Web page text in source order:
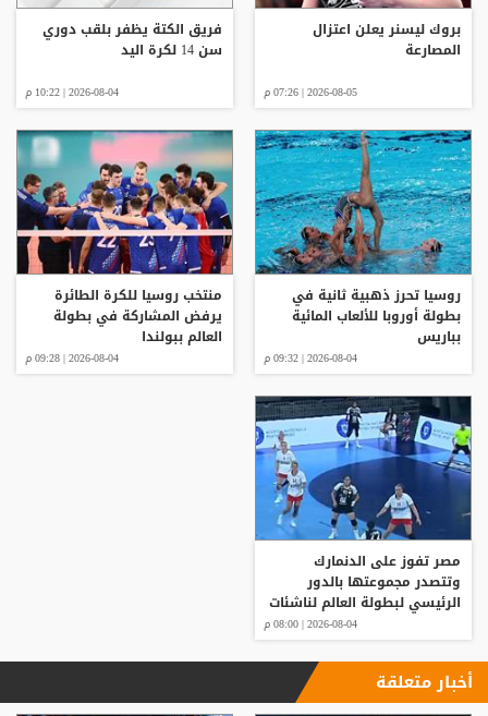
بروك ليسنر يعلن اعتزال
المصارعة
2026-08-05 | 07:26 م
فريق الكتة يظفر بلقب دوري
سن 14 لكرة اليد
2026-08-04 | 10:22 م
روسيا تحرز ذهبية ثانية في
بطولة أوروبا للألعاب المائية
بباريس
2026-08-04 | 09:32 م
منتخب روسيا للكرة الطائرة
يرفض المشاركة في بطولة
العالم ببولندا
2026-08-04 | 09:28 م
مصر تفوز على الدنمارك
وتتصدر مجموعتها بالدور
الرئيسي لبطولة العالم لناشئات
2026-08-04 | 08:00 م
أخبار متعلقة